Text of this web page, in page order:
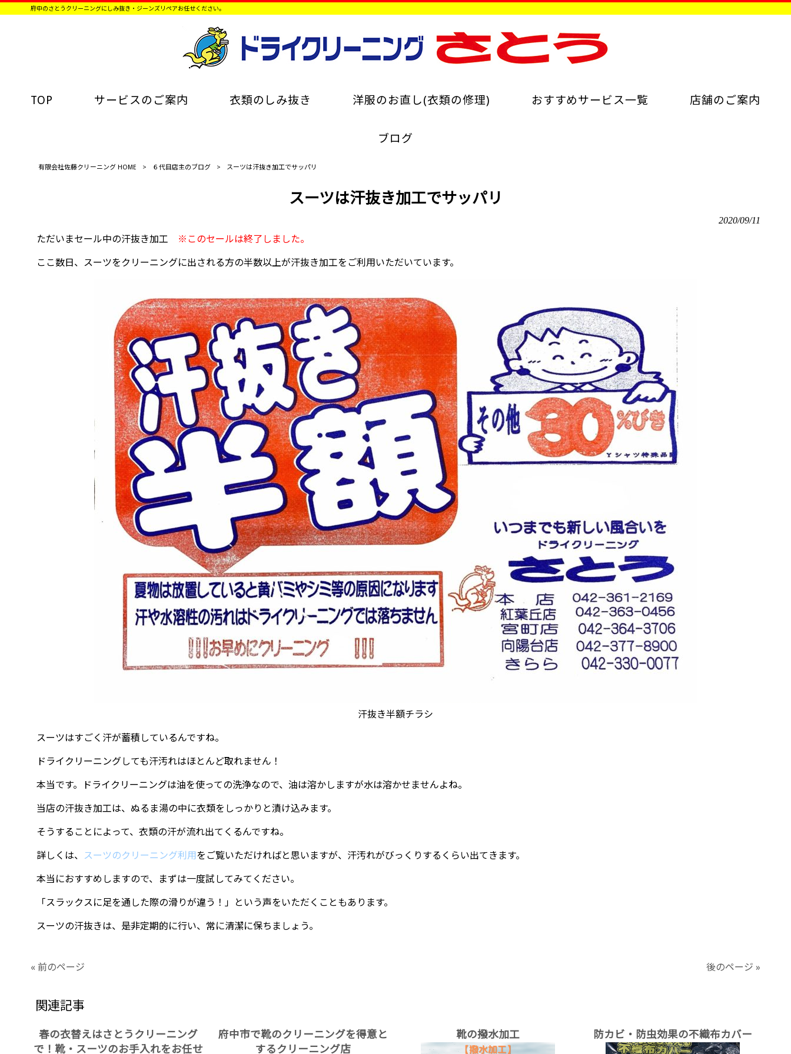
府中のさとうクリーニングにしみ抜き・ジーンズリペアお任せください。
TOP サービスのご案内 衣類のしみ抜き 洋服のお直し(衣類の修理) おすすめサービス一覧 店舗のご案内
ブログ
有限会社佐藤クリーニング HOME > ６代目店主のブログ > スーツは汗抜き加工でサッパリ
スーツは汗抜き加工でサッパリ
2020/09/11
ただいまセール中の汗抜き加工 ※このセールは終了しました。
ここ数日、スーツをクリーニングに出される方の半数以上が汗抜き加工をご利用いただいています。
汗抜き半額チラシ
スーツはすごく汗が蓄積しているんですね。
ドライクリーニングしても汗汚れはほとんど取れません！
本当です。ドライクリーニングは油を使っての洗浄なので、油は溶かしますが水は溶かせませんよね。
当店の汗抜き加工は、ぬるま湯の中に衣類をしっかりと漬け込みます。
そうすることによって、衣類の汗が流れ出てくるんですね。
詳しくは、 スーツのクリーニング利用をご覧いただければと思いますが、汗汚れがびっくりするくらい出てきます。
本当におすすめしますので、まずは一度試してみてください。
「スラックスに足を通した際の滑りが違う！」という声をいただくこともあります。
スーツの汗抜きは、是非定期的に行い、常に清潔に保ちましょう。
« 前のページ 後のページ »
関連記事
春の衣替えはさとうクリーニング
で！靴・スーツのお手入れをお任せ
府中市で靴のクリーニングを得意と
するクリーニング店
靴の撥水加工 防カビ・防虫効果の不織布カバー